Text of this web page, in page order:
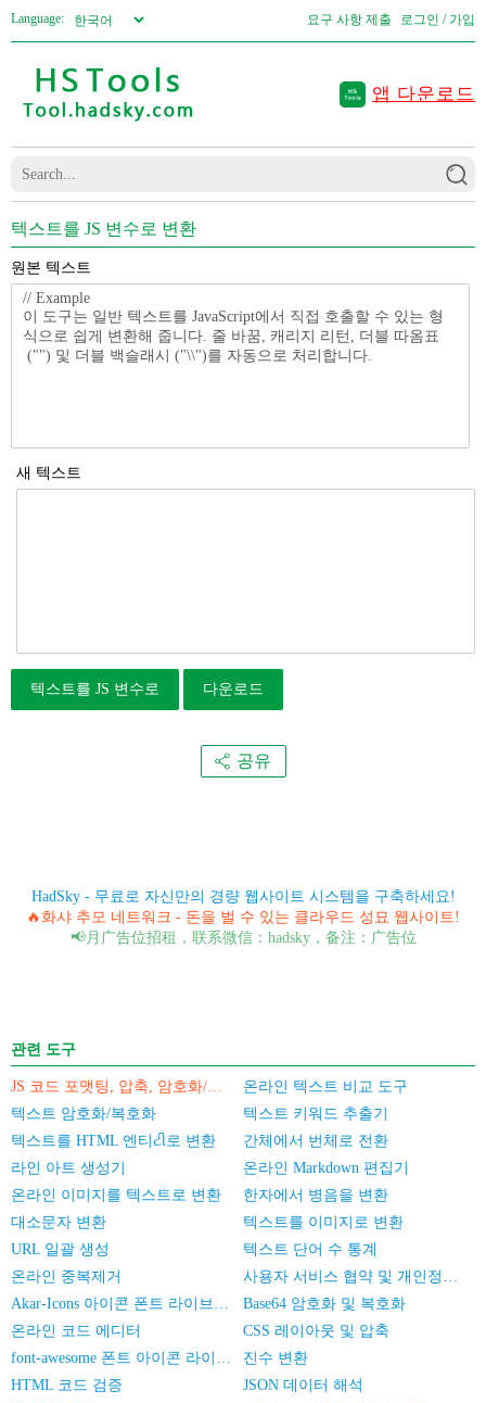
Language: 요구 사항 제출 로그인 / 가입
앱 다운로드
텍스트를 JS 변수로 변환
원본 텍스트
새 텍스트
텍스트를 JS 변수로 다운로드
공유
HadSky - 무료로 자신만의 경량 웹사이트 시스템을 구축하세요!
🔥화샤 추모 네트워크 - 돈을 벌 수 있는 클라우드 성묘 웹사이트!
📢月广告位招租，联系微信：hadsky，备注：广告位
관련 도구
JS 코드 포맷팅, 압축, 암호화/난독화
온라인 텍스트 비교 도구
텍스트 암호화/복호화
텍스트 키워드 추출기
텍스트를 HTML 엔티ટી로 변환
간체에서 번체로 전환
라인 아트 생성기
온라인 Markdown 편집기
온라인 이미지를 텍스트로 변환
한자에서 병음을 변환
대소문자 변환
텍스트를 이미지로 변환
URL 일괄 생성
텍스트 단어 수 통계
온라인 중복제거
사용자 서비스 협약 및 개인정보 보호 정책
Akar-Icons 아이콘 폰트 라이브러리
Base64 암호화 및 복호화
온라인 코드 에디터
CSS 레이아웃 및 압축
font-awesome 폰트 아이콘 라이브러리
진수 변환
HTML 코드 검증
JSON 데이터 해석